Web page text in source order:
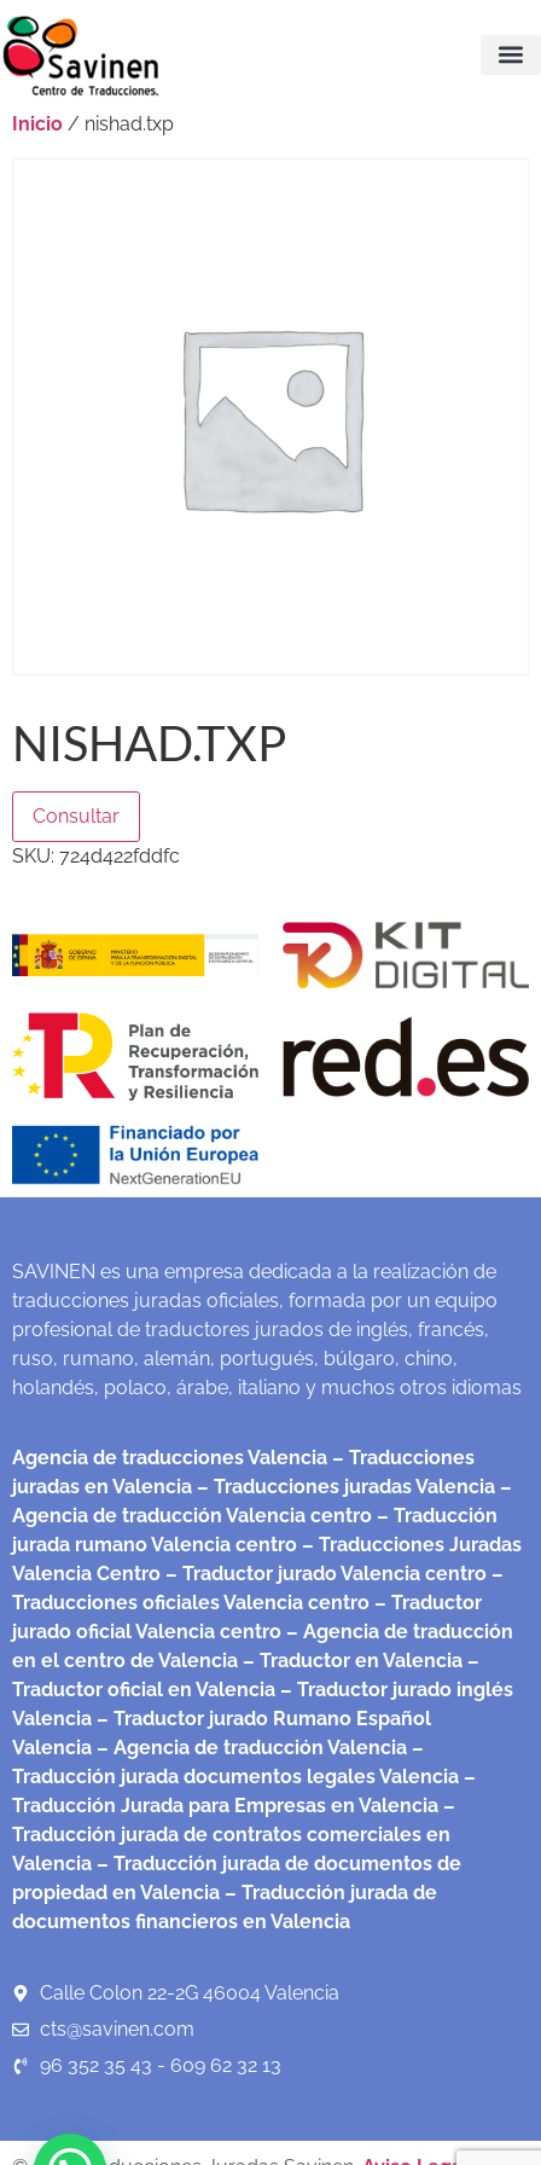
Inicio / nishad.txp
NISHAD.TXP
Consultar
SKU: 724d422fddfc
SAVINEN es una empresa dedicada a la realización de
traducciones juradas oficiales, formada por un equipo
profesional de traductores jurados de inglés, francés,
ruso, rumano, alemán, portugués, búlgaro, chino,
holandés, polaco, árabe, italiano y muchos otros idiomas
Agencia de traducciones Valencia – Traducciones
juradas en Valencia – Traducciones juradas Valencia –
Agencia de traducción Valencia centro – Traducción
jurada rumano Valencia centro – Traducciones Juradas
Valencia Centro – Traductor jurado Valencia centro –
Traducciones oficiales Valencia centro – Traductor
jurado oficial Valencia centro – Agencia de traducción
en el centro de Valencia – Traductor en Valencia –
Traductor oficial en Valencia – Traductor jurado inglés
Valencia – Traductor jurado Rumano Español
Valencia – Agencia de traducción Valencia –
Traducción jurada documentos legales Valencia –
Traducción Jurada para Empresas en Valencia –
Traducción jurada de contratos comerciales en
Valencia – Traducción jurada de documentos de
propiedad en Valencia – Traducción jurada de
documentos financieros en Valencia
Calle Colon 22-2G 46004 Valencia
cts@savinen.com
96 352 35 43 - 609 62 32 13